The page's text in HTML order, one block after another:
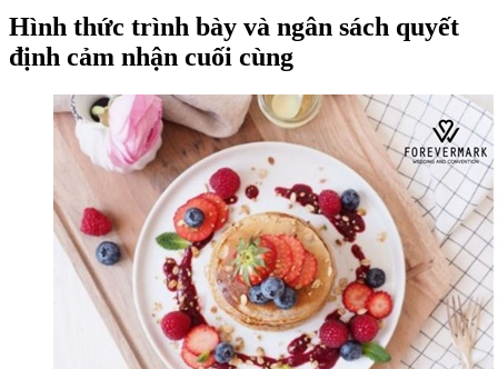
Hình thức trình bày và ngân sách quyết
định cảm nhận cuối cùng